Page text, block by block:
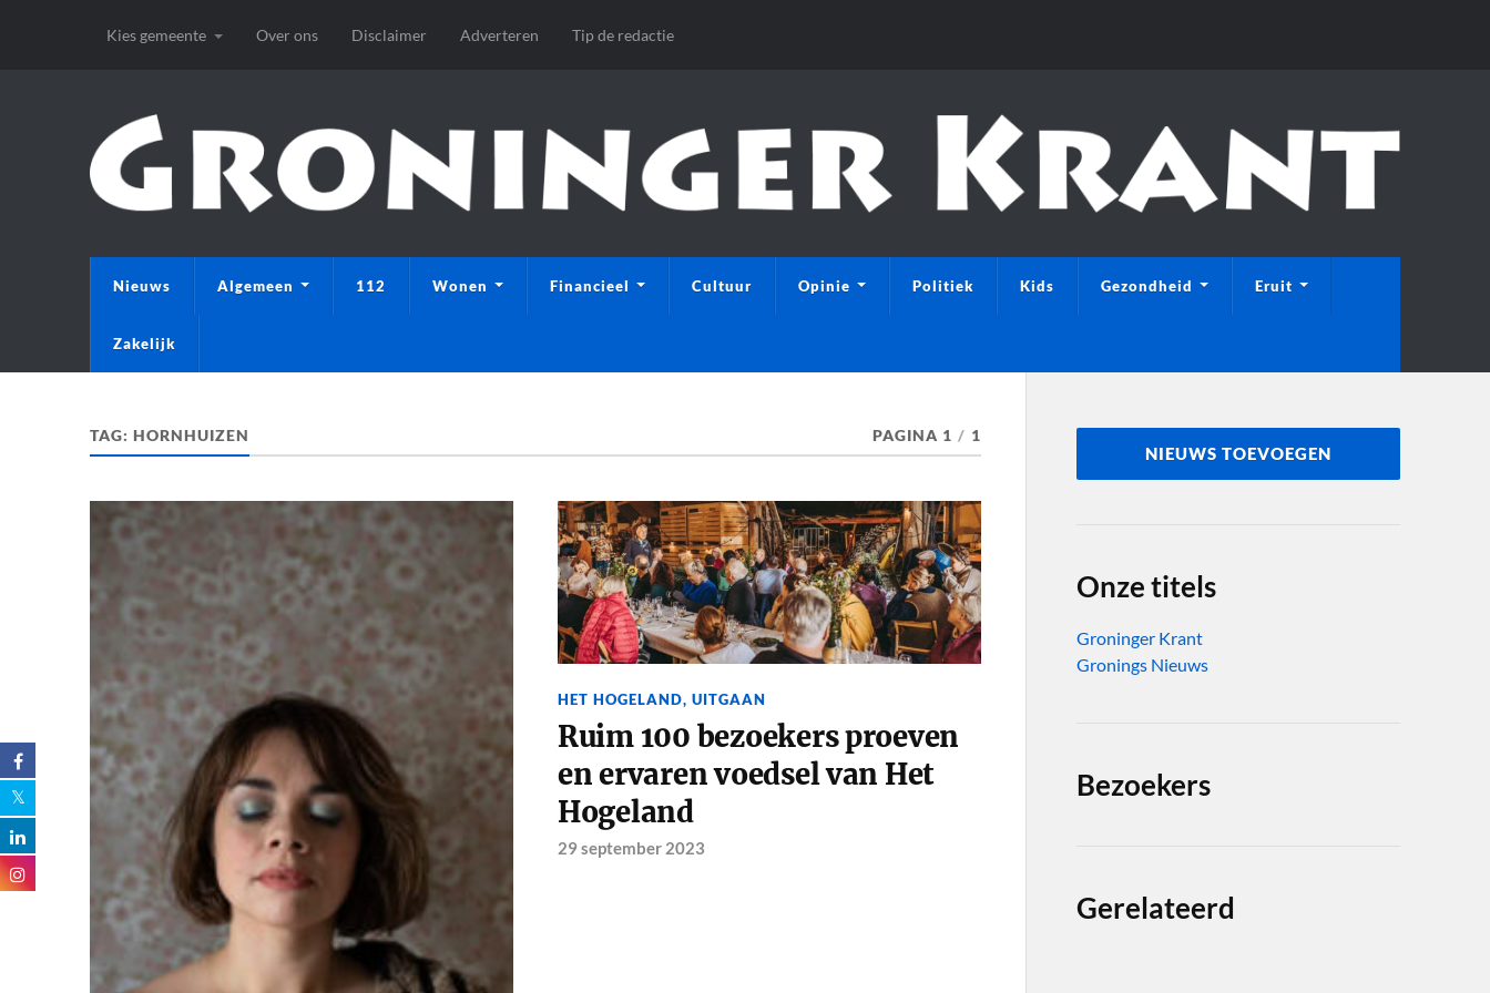
Kies gemeente Over ons Disclaimer Adverteren Tip de redactie
Nieuws Algemeen 112 Wonen Financieel Cultuur Opinie Politiek Kids Gezondheid Eruit
Zakelijk
TAG: HORNHUIZEN PAGINA 1 / 1
HET HOGELAND, UITGAAN
Ruim 100 bezoekers proeven
en ervaren voedsel van Het
Hogeland
29 september 2023
NIEUWS TOEVOEGEN
Onze titels
Groninger Krant
Gronings Nieuws
Bezoekers
Gerelateerd